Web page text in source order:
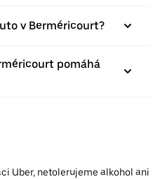
v Berméricourt?
pomáhá
Uber, netolerujeme alkohol ani